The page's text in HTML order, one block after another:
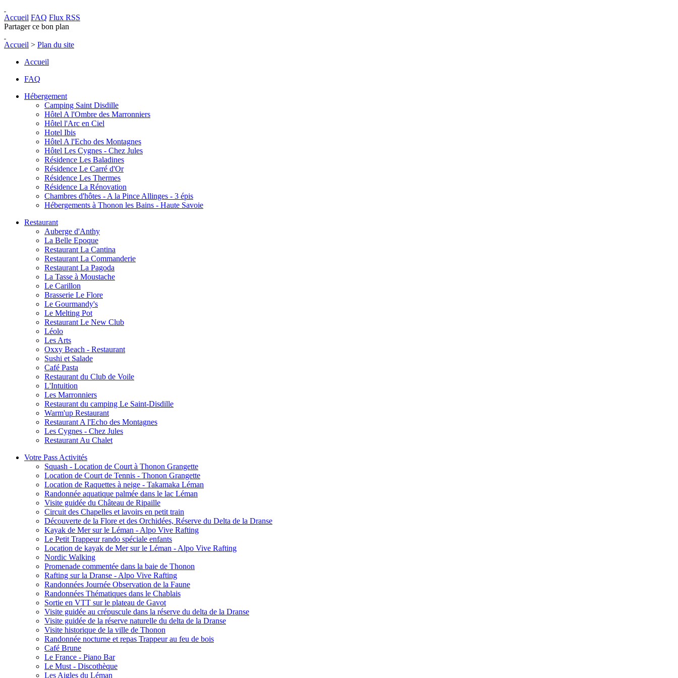
Accueil FAQ Flux RSS
Partager ce bon plan
Accueil > Plan du site
Accueil
FAQ
Hébergement
Camping Saint Disdille
Hôtel A l'Ombre des Marronniers
Hôtel l'Arc en Ciel
Hotel Ibis
Hôtel A l'Echo des Montagnes
Hôtel Les Cygnes - Chez Jules
Résidence Les Baladines
Résidence Le Carré d'Or
Résidence Les Thermes
Résidence La Rénovation
Chambres d'hôtes - A la Pince Allinges - 3 épis
Hébergements à Thonon les Bains - Haute Savoie
Restaurant
Auberge d'Anthy
La Belle Epoque
Restaurant La Cantina
Restaurant La Commanderie
Restaurant La Pagoda
La Tasse à Moustache
Le Carillon
Brasserie Le Flore
Le Gourmandy's
Le Melting Pot
Restaurant Le New Club
Léolo
Les Arts
Oxxy Beach - Restaurant
Sushi et Salade
Café Pasta
Restaurant du Club de Voile
L'Intuition
Les Marronniers
Restaurant du camping Le Saint-Disdille
Warm'up Restaurant
Restaurant A l'Echo des Montagnes
Les Cygnes - Chez Jules
Restaurant Au Chalet
Votre Pass Activités
Squash - Location de Court à Thonon Grangette
Location de Court de Tennis - Thonon Grangette
Location de Raquettes à neige - Takamaka Léman
Randonnée aquatique palmée dans le lac Léman
Visite guidée du Château de Ripaille
Circuit des Chapelles et lavoirs en petit train
Découverte de la Flore et des Orchidées, Réserve du Delta de la Dranse
Kayak de Mer sur le Léman - Alpo Vive Rafting
Le Petit Trappeur rando spéciale enfants
Location de kayak de Mer sur le Léman - Alpo Vive Rafting
Nordic Walking
Promenade commentée dans la baie de Thonon
Rafting sur la Dranse - Alpo Vive Rafting
Randonnées Journée Observation de la Faune
Randonnées Thématiques dans le Chablais
Sortie en VTT sur le plateau de Gavot
Visite guidée au crépuscule dans la réserve du delta de la Dranse
Visite guidée de la réserve naturelle du delta de la Dranse
Visite historique de la ville de Thonon
Randonnée nocturne et repas Trappeur au feu de bois
Café Brune
Le France - Piano Bar
Le Must - Discothèque
Les Aigles du Léman